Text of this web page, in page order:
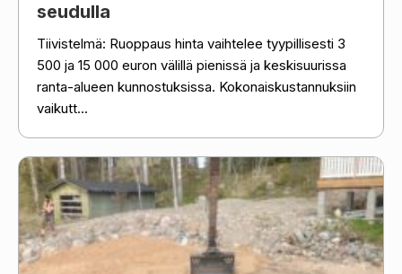
seudulla
Tiivistelmä: Ruoppaus hinta vaihtelee tyypillisesti 3
500 ja 15 000 euron välillä pienissä ja keskisuurissa
ranta-alueen kunnostuksissa. Kokonaiskustannuksiin
vaikutt...